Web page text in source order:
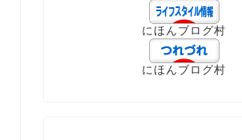
にほんブログ村
にほんブログ村